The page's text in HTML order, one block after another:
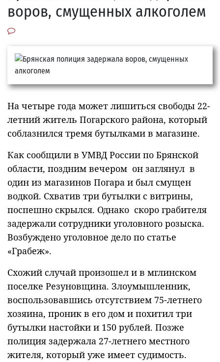
воров, смущенных алкоголем
На четыре года может лишиться свободы 22-
летний житель Погарского района, который
соблазнился тремя бутылками в магазине.
Как сообщили в УМВД России по Брянской
области, поздним вечером он заглянул в
один из магазинов Погара и был смущен
водкой. Схватив три бутылки с витрины,
поспешно скрылся. Однако скоро грабителя
задержали сотрудники уголовного розыска.
Возбуждено уголовное дело по статье
«Грабеж».
Схожий случай произошел и в мглинском
поселке Резуновщина. Злоумышленник,
воспользовавшись отсутствием 75-летнего
хозяина, проник в его дом и похитил три
бутылки настойки и 150 рублей. Позже
полиция задержала 27-летнего местного
жителя, который уже имеет судимость.